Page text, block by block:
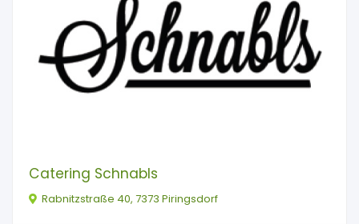
Catering Schnabls
Rabnitzstraße 40, 7373 Piringsdorf